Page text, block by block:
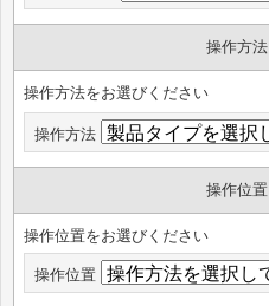
操作方法
操作方法をお選びください
操作方法
操作位置
操作位置をお選びください
操作位置